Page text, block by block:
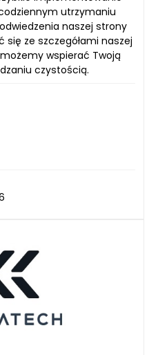
utrzymaniu
naszej strony
ze szczegółami naszej
wspierać Twoją
czystością.